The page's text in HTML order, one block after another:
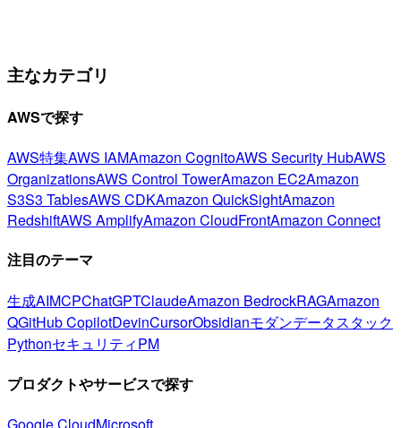
主なカテゴリ
AWSで探す
AWS特集AWS IAMAmazon CognitoAWS Security HubAWS
OrganizationsAWS Control TowerAmazon EC2Amazon
S3S3 TablesAWS CDKAmazon QuickSightAmazon
RedshiftAWS AmplifyAmazon CloudFrontAmazon Connect
注目のテーマ
生成AIMCPChatGPTClaudeAmazon BedrockRAGAmazon
QGitHub CopilotDevinCursorObsidianモダンデータスタック
PythonセキュリティPM
プロダクトやサービスで探す